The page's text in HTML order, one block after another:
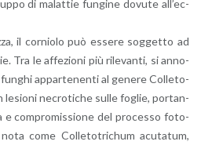
di ma­lat­tie fun­gi­ne do­vu­te al­l’ec­
il cor­nio­lo può es­se­re sog­get­to ad
Tra le af­fe­zio­ni più ri­le­van­ti, si an­no­
fun­ghi ap­par­te­nen­ti al ge­ne­re Col­le­to­
le­sio­ni ne­cro­ti­che sulle fo­glie, por­tan­
e com­pro­mis­sio­ne del pro­ces­so fo­to­
come Col­le­to­tri­chum acu­ta­tum,